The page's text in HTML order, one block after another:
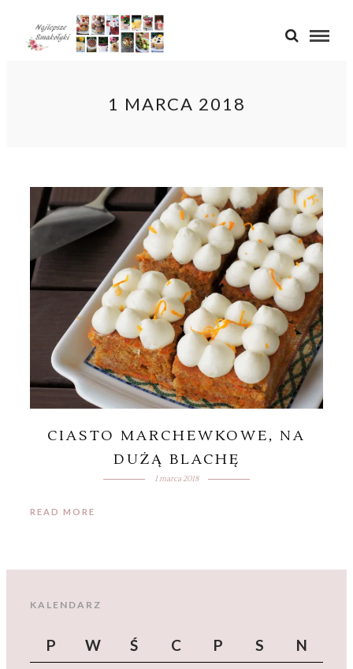
1 MARCA 2018
CIASTO MARCHEWKOWE, NA
DUŻĄ BLACHĘ
1 marca 2018
READ MORE
KALENDARZ
P W Ś C P S
N